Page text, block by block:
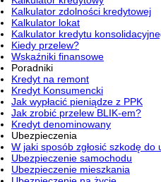
Kalkulator zdolności kredytowej
Kalkulator lokat
Kalkulator kredytu
Kiedy przelew?
Wskaźniki finansowe
Poradniki
Kredyt na remont
Kredyt Konsumencki
Jak wypłacić pieniądze z PPK
Jak zrobić przelew BLIK-em?
Kredyt denominowany
Ubezpieczenia
W jaki sposób zgłosić szkodę do
Ubezpieczenie samochodu
Ubezpieczenie mieszkania